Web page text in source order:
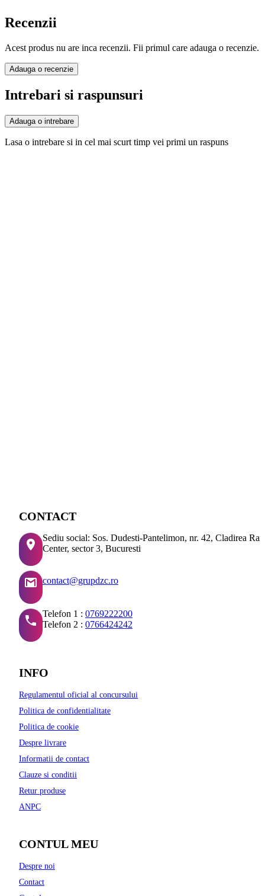
Recenzii
Acest produs nu are inca recenzii. Fii primul care adauga o recenzie.
Adauga o recenzie
Intrebari si raspunsuri
Adauga o intrebare
Lasa o intrebare si in cel mai scurt timp vei primi un raspuns
CONTACT
Sediu social: Sos. Dudesti-Pantelimon, nr. 42, Cladirea
Center, sector 3, Bucuresti
contact@grupdzc.ro
Telefon 1 : 0769222200
Telefon 2 : 0766424242
INFO
Regulamentul oficial al concursului
Politica de confidentialitate
Politica de cookie
Despre livrare
Informatii de contact
Clauze si conditii
Retur produse
ANPC
CONTUL MEU
Despre noi
Contact